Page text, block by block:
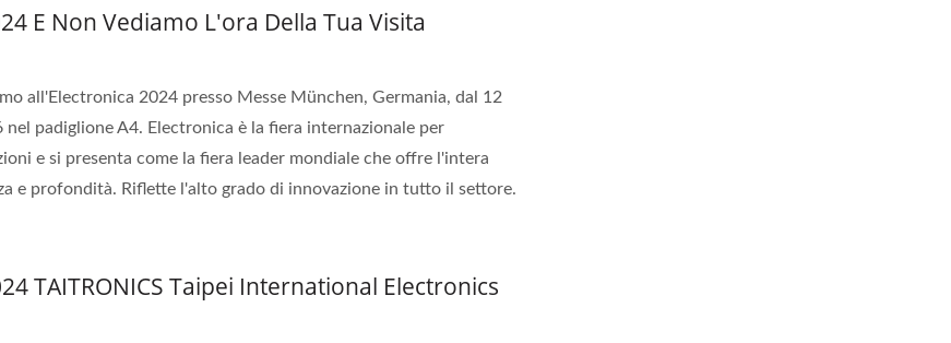
E Non Vediamo L'ora Della Tua Visita
all'Electronica 2024 presso Messe München, Germania, dal 12
padiglione A4. Electronica è la fiera internazionale per
e si presenta come la fiera leader mondiale che offre l'intera
e profondità. Riflette l'alto grado di innovazione in tutto il settore.
TAITRONICS Taipei International Electronics